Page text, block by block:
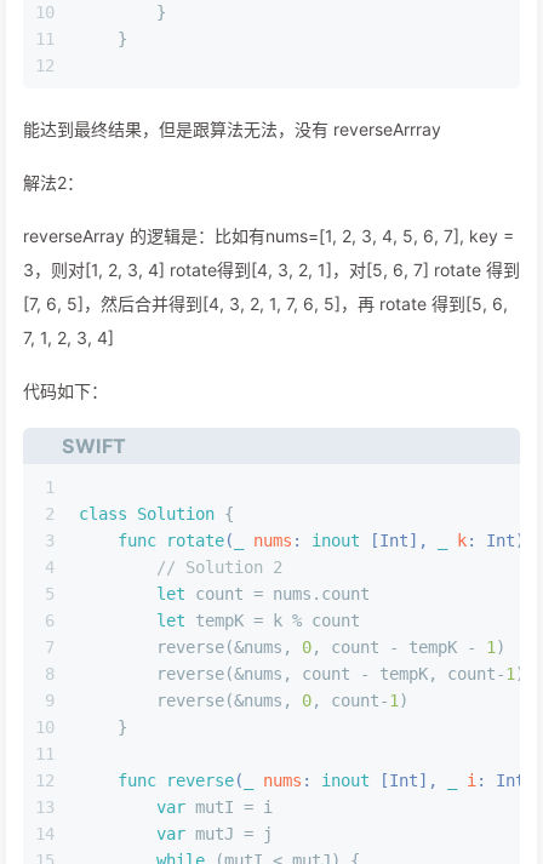
10
11
12
        }
    }
能达到最终结果，但是跟算法无法，没有 reverseArrray
解法2：
reverseArray 的逻辑是：比如有nums=[1, 2, 3, 4, 5, 6, 7], key =
3，则对[1, 2, 3, 4] rotate得到[4, 3, 2, 1]，对[5, 6, 7] rotate 得到
[7, 6, 5]，然后合并得到[4, 3, 2, 1, 7, 6, 5]，再 rotate 得到[5, 6,
7, 1, 2, 3, 4]
代码如下：
SWIFT
1
2
3
4
5
6
7
8
9
10
11
12
13
14
class Solution {
func
rotate( nums : inout [Int], k: Int)
// Solution 2
let count = nums.count
let tempK = k % count
        reverse(
&nums, 0, count - tempK - 1)
        reverse(
&nums, count - tempK, count-1)
        reverse(
&nums, 0, count-1)
    }
func reverse( nums : inout [Int], i: Int
var mutI = i
var mutJ = j